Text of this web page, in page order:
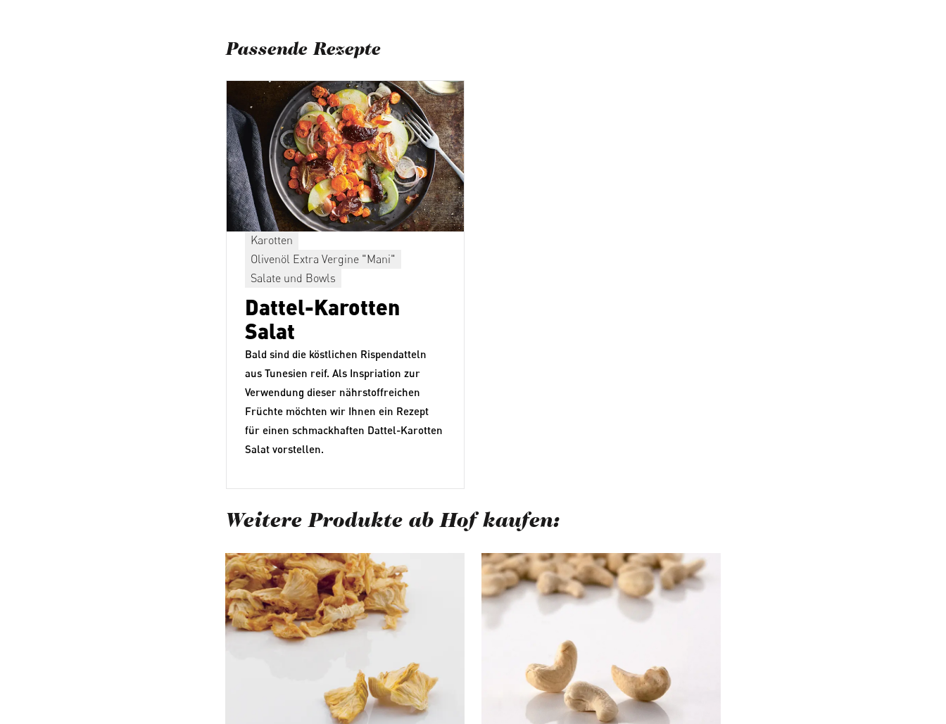
Passende Rezepte
Karotten
Olivenöl Extra Vergine "Mani"
Salate und Bowls
Dattel-Karotten
Salat
Bald sind die köstlichen Rispendatteln
aus Tunesien reif. Als Inspriation zur
Verwendung dieser nährstoffreichen
Früchte möchten wir Ihnen ein Rezept
für einen schmackhaften Dattel-Karotten
Salat vorstellen.
Weitere Produkte ab Hof kaufen:
Produktgalerie überspringen